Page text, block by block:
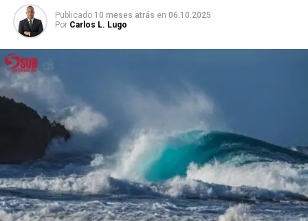
Publicado 10 meses atrás en 06.10.2025
Por Carlos L. Lugo